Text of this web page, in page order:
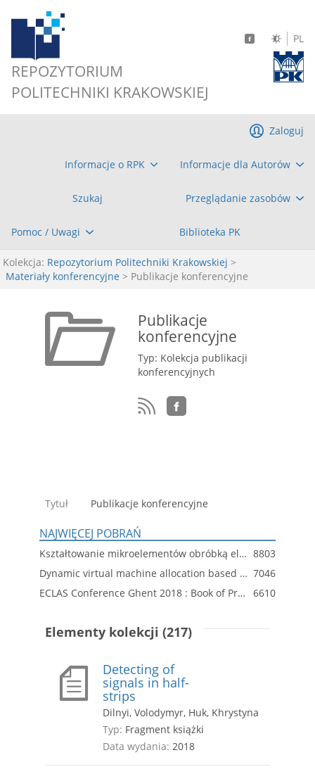
REPOZYTORIUM
POLITECHNIKI KRAKOWSKIEJ
PL
Informacje o RPK Informacje dla Autorów
Szukaj Przeglądanie zasobów
Pomoc / Uwagi Biblioteka PK
Zaloguj
Kolekcja: Repozytorium Politechniki Krakowskiej >
Materiały konferencyjne > Publikacje konferencyjne
Publikacje
konferencyjne
Typ: Kolekcja publikacji
konferencyjnych
Tytuł Publikacje konferencyjne
NAJWIĘCEJ POBRAŃ
Kształtowanie mikroelementów obróbką elektrochemiczną i elektroerozyjną 8803
Dynamic virtual machine allocation based on adaptive genetic algorithm 7046
ECLAS Conference Ghent 2018 : Book of Proceeding
6610
Elementy kolekcji (217)
Detecting of
signals in half-
strips
Dilnyi, Volodymyr, Huk, Khrystyna
Typ: Fragment książki
Data wydania: 2018